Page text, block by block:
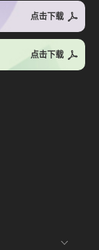
点击下载
点击下载